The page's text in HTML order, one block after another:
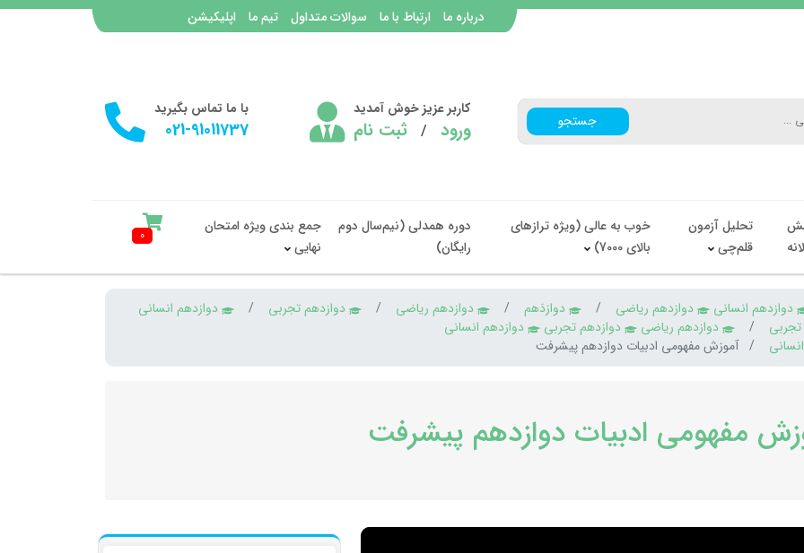
درباره ما ارتباط با ما سوالات متداول تیم ما اپلیکیشن
جستجو
کاربر عزیز خوش آمدید
ورود /ثبت نام
با ما تماس بگیرید
021-91011737
تحلیل آزمون
قلم‌چی
خوب به عالی (ویژه ترازهای
بالای 7000)
دوره همدلی (نیم‌سال دوم
رایگان)
جمع بندی ویژه امتحان
نهایی
0
دوازدهم انسانی دوازدهم ریاضی دوازدَهم دوازدهم ریاضی دوازدهم تجربی
دوازدهم انسانی
دوازدهم ریاضی دوازدهم تجربی
دوازدهم انسانی
آموزش مفهومی ادبیات دوازدهم پیشرفت
مفهومی ادبیات دوازدهم پیشرفت